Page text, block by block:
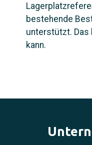
bestehende
unterstützt. Das
kann.